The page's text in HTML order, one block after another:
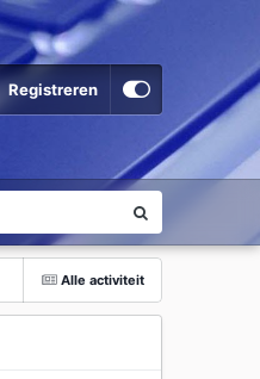
Registreren
Alle activiteit